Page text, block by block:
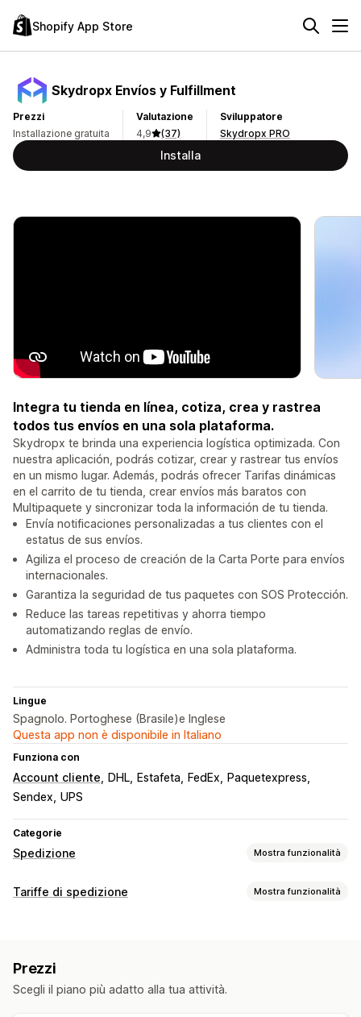
Shopify App Store
Skydropx Envíos y Fulfillment
Prezzi
Installazione gratuita
Valutazione
4,9
(37)
Sviluppatore
Skydropx PRO
Installa
Integra tu tienda en línea, cotiza, crea y rastrea
todos tus envíos en una sola plataforma.
Skydropx te brinda una experiencia logística optimizada. Con
nuestra aplicación, podrás cotizar, crear y rastrear tus envíos
en un mismo lugar. Además, podrás ofrecer Tarifas dinámicas
en el carrito de tu tienda, crear envíos más baratos con
Multipaquete y sincronizar toda la información de tu tienda.
Envía notificaciones personalizadas a tus clientes con el
estatus de sus envíos.
Agiliza el proceso de creación de la Carta Porte para envíos
internacionales.
Garantiza la seguridad de tus paquetes con SOS Protección.
Reduce las tareas repetitivas y ahorra tiempo
automatizando reglas de envío.
Administra toda tu logística en una sola plataforma.
Lingue
Spagnolo. Portoghese (Brasile)e Inglese
Questa app non è disponibile in Italiano
Funziona con
Account cliente DHL Estafeta FedEx
Paquetexpress
Sendex UPS
Categorie
Spedizione Mostra funzionalità
Etichette e imballaggio
Sincronizzazione degli ordini
Tariffe di spedizione
Tariffe di spedizione Mostra funzionalità
In base al peso
Prezzi
Scegli il piano più adatto alla tua attività.